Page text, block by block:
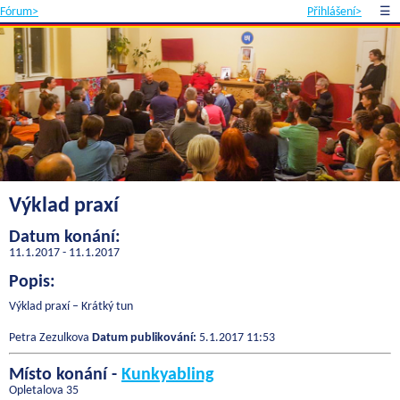
Fórum> Přihlášení> ☰
Výklad praxí
Datum konání:
11.1.2017 - 11.1.2017
Popis:
Výklad praxí – Krátký tun
Petra Zezulkova Datum publikování: 5.1.2017 11:53
Místo konání - Kunkyabling
Opletalova 35